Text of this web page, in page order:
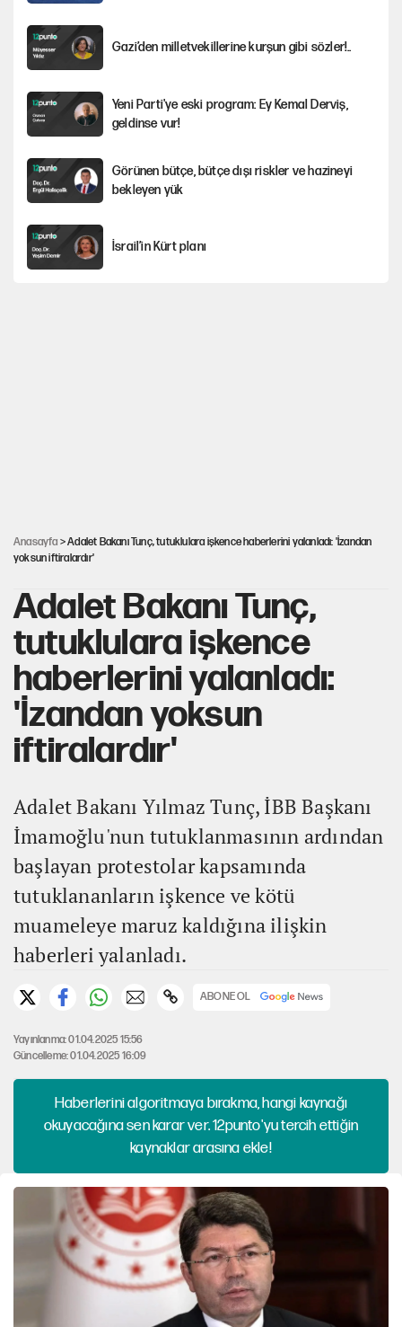
Gazi’den milletvekillerine kurşun gibi sözler!..
Yeni Parti'ye eski program: Ey Kemal Derviş,
geldinse vur!
Görünen bütçe, bütçe dışı riskler ve hazineyi
bekleyen yük
İsrail’in Kürt planı
Anasayfa > Adalet Bakanı Tunç, tutuklulara işkence haberlerini yalanladı: 'İzandan
yoksun iftiralardır'
Adalet Bakanı Tunç,
tutuklulara işkence
haberlerini yalanladı:
'İzandan yoksun
iftiralardır'
Adalet Bakanı Yılmaz Tunç, İBB Başkanı
İmamoğlu'nun tutuklanmasının ardından
başlayan protestolar kapsamında
tutuklananların işkence ve kötü
muameleye maruz kaldığına ilişkin
haberleri yalanladı.
ABONE OL
Yayınlanma: 01.04.2025 15:56
Güncelleme: 01.04.2025 16:09
Haberlerini algoritmaya bırakma, hangi kaynağı
okuyacağına sen karar ver. 12punto'yu tercih ettiğin
kaynaklar arasına ekle!